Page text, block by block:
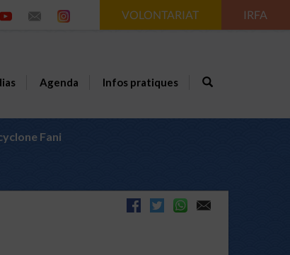
VOLONTARIAT IRFA
Agenda Infos pratiques
Fani